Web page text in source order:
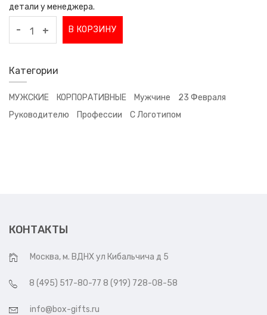
детали у менеджера.
- + В КОРЗИНУ
Категории
МУЖСКИЕ КОРПОРАТИВНЫЕ Мужчине
23 Февраля
Руководителю
Профессии С Логотипом
КОНТАКТЫ
Москва, м. ВДНХ ул Кибальчича д 5
8 (495) 517-80-77 8 (919) 728-08-58
info@box-gifts.ru